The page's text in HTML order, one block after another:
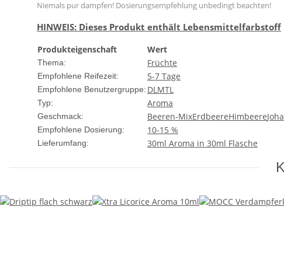
Niemals pur dampfen! Dosierungsempfehlung unbedingt beachten!
HINWEIS: Dieses Produkt enthält Lebensmittelfarbstoff
Produkteigenschaft Wert
Thema: Früchte
Empfohlene Reifezeit: 5-7 Tage
Empfohlene Benutzergruppe: DLMTL
Typ: Aroma
Geschmack: Beeren-MixErdbeereHimbeere
Empfohlene Dosierung: 10-15 %
Lieferumfang: 30ml Aroma in 30ml Flasche